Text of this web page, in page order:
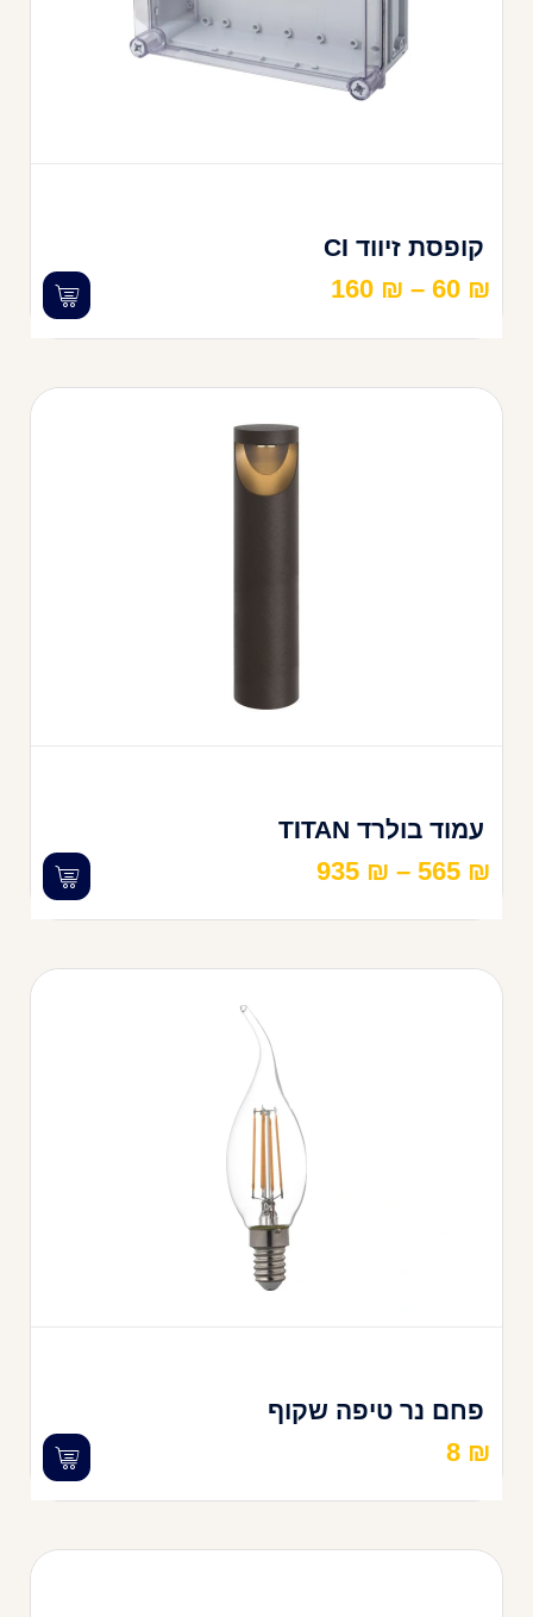
קופסת זיווד CI
60 ₪
–
160 ₪
עמוד בולרד TITAN
565 ₪
–
935 ₪
פחם נר טיפה שקוף
8 ₪